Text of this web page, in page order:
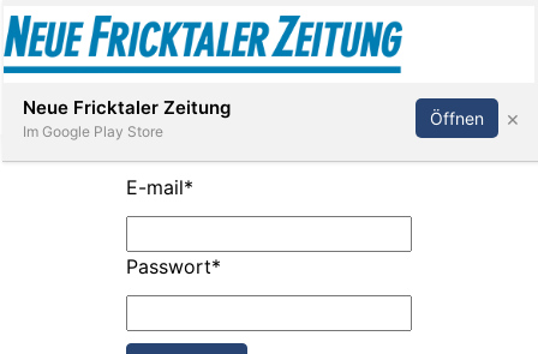
Abonnieren Anmelden
E-mail*
Passwort*
Neue Fricktaler Zeitung
Im Google Play Store
Öffnen ×